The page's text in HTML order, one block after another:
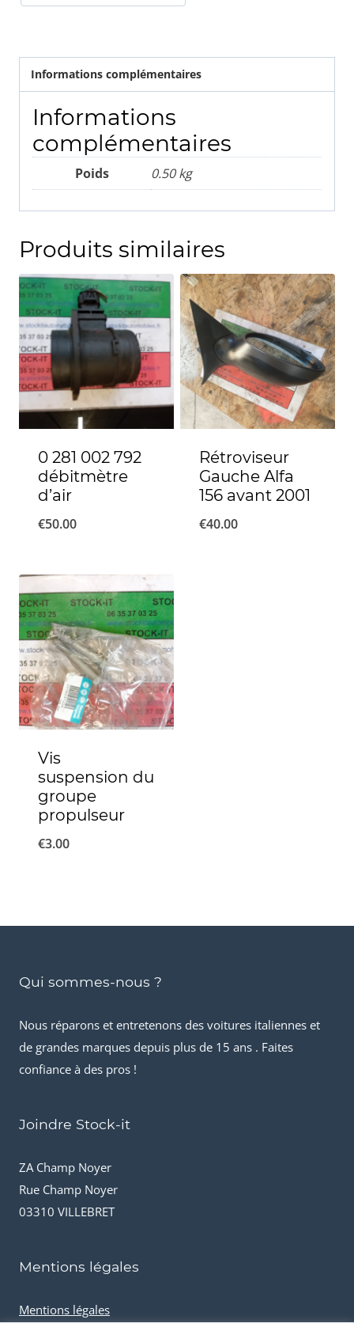
...
Informations complémentaires
Informations
complémentaires
Poids 0.50 kg
Produits similaires
0 281 002 792
débitmètre
d’air
€50.00
Rétroviseur
Gauche Alfa
156 avant 2001
€40.00
Vis
suspension du
groupe
propulseur
€3.00
Qui sommes-nous ?
Nous réparons et entretenons des voitures italiennes et
de grandes marques depuis plus de 15 ans . Faites
confiance à des pros !
Joindre Stock-it
ZA Champ Noyer
Rue Champ Noyer
03310 VILLEBRET
Mentions légales
Mentions légales